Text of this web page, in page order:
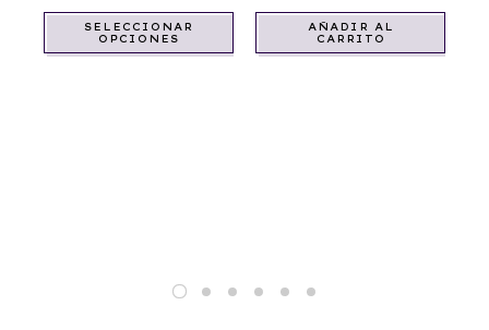
SELECCIONAR
OPCIONES
AÑADIR AL
CARRITO